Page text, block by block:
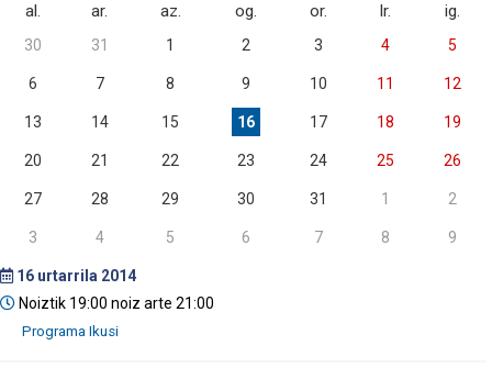
al. ar. az. og. or. lr. ig.
30 31 1 2 3 4 5
6 7 8 9 10 11 12
13 14 15 16 17 18 19
20 21 22 23 24 25 26
27 28 29 30 31 1 2
3 4 5 6 7 8 9
16 urtarrila 2014
Noiztik 19:00 noiz arte 21:00